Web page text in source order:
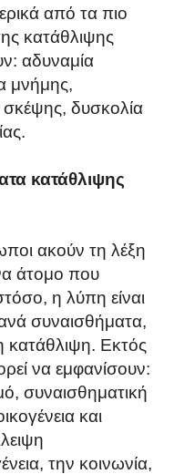
από τα πιο
κατάθλιψης
αδυναμία
μνήμης,
σκέψης, δυσκολία
κατάθλιψης
ακούν τη λέξη
άτομο που
η λύπη είναι
συναισθήματα,
κατάθλιψη. Εκτός
να εμφανίσουν:
συναισθηματική
και
την κοινωνία,